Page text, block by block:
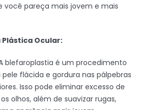
você pareça mais jovem e mais
Ocular:
blefaroplastia é um procedimento
flácida e gordura nas pálpebras
Isso pode eliminar excesso de
olhos, além de suavizar rugas,